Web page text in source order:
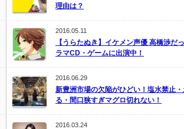
理由は？
2016.05.11
【うらたぬき】イケメン声優 高橋渉だ
ラマCD・ゲームに出演中！
2016.06.29
新豊洲市場の欠陥がひどい！塩水禁止
る・間口狭すぎマグロ切れない！
2016.03.24